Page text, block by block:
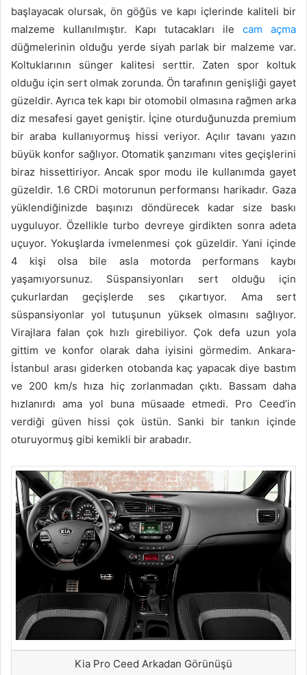
başlayacak olursak, ön göğüs ve kapı içlerinde kaliteli bir
malzeme kullanılmıştır. Kapı tutacakları ile cam açma
düğmelerinin olduğu yerde siyah parlak bir malzeme var.
Koltuklarının sünger kalitesi serttir. Zaten spor koltuk
olduğu için sert olmak zorunda. Ön tarafının genişliği gayet
güzeldir. Ayrıca tek kapı bir otomobil olmasına rağmen arka
diz mesafesi gayet geniştir. İçine oturduğunuzda premium
bir araba kullanıyormuş hissi veriyor. Açılır tavanı yazın
büyük konfor sağlıyor. Otomatik şanzımanı vites geçişlerini
biraz hissettiriyor. Ancak spor modu ile kullanımda gayet
güzeldir. 1.6 CRDi motorunun performansı harikadır. Gaza
yüklendiğinizde başınızı döndürecek kadar size baskı
uyguluyor. Özellikle turbo devreye girdikten sonra adeta
uçuyor. Yokuşlarda ivmelenmesi çok güzeldir. Yani içinde
4 kişi olsa bile asla motorda performans kaybı
yaşamıyorsunuz. Süspansiyonları sert olduğu için
çukurlardan geçişlerde ses çıkartıyor. Ama sert
süspansiyonlar yol tutuşunun yüksek olmasını sağlıyor.
Virajlara falan çok hızlı girebiliyor. Çok defa uzun yola
gittim ve konfor olarak daha iyisini görmedim. Ankara-
İstanbul arası giderken otobanda kaç yapacak diye bastım
ve 200 km/s hıza hiç zorlanmadan çıktı. Bassam daha
hızlanırdı ama yol buna müsaade etmedi. Pro Ceed’in
verdiği güven hissi çok üstün. Sanki bir tankın içinde
oturuyormuş gibi kemikli bir arabadır.
Kia Pro Ceed Arkadan Görünüşü